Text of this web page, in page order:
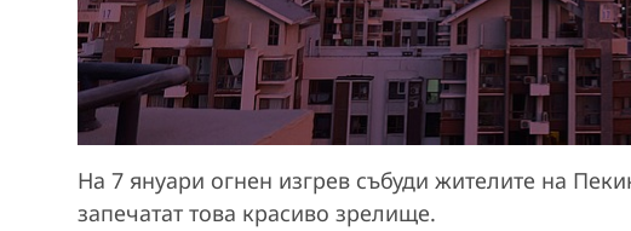
На 7 януари огнен изгрев събуди жителите на
запечатат това красиво зрелище.